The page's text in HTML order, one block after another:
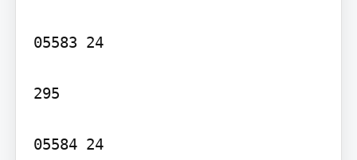
05583 24
295
05584 24